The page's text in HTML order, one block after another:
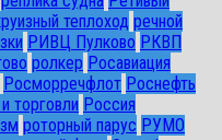
теплоход речной
РИВЦ Пулково РКВП
ролкер Росавиация
Росморречфлот Роснефть
торговли Россия
роторный парус РУМО